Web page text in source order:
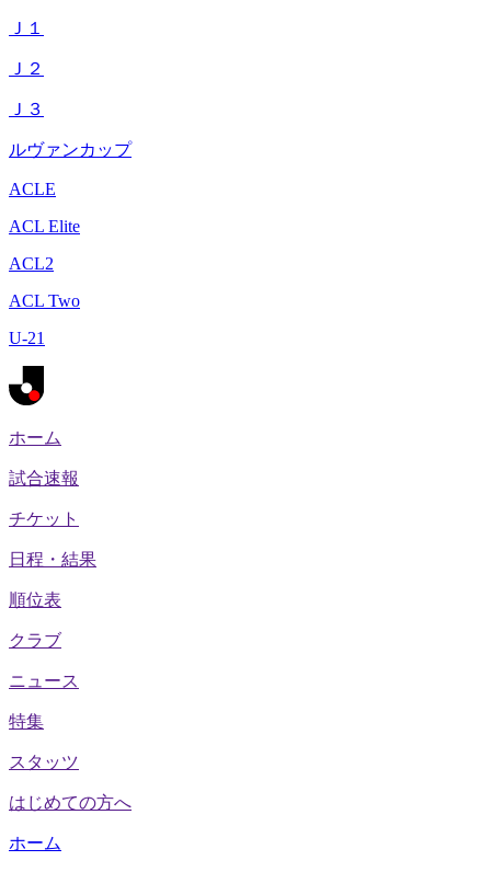
Ｊ１
Ｊ２
Ｊ３
ルヴァンカップ
ACLE
ACL Elite
ACL2
ACL Two
U-21
ホーム
試合速報
チケット
日程・結果
順位表
クラブ
ニュース
特集
スタッツ
はじめての方へ
ホーム